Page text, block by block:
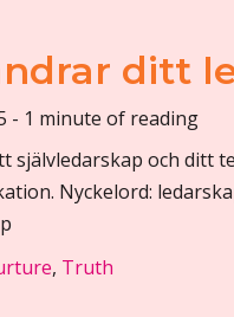
ditt
- 1 minute of reading
och ditt
Nyckelord:
, Truth